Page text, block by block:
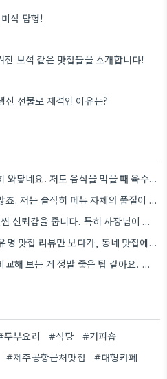
식 탐험!
진 보석 같은 맛집들을 소개합니다!
신 선물로 제격인 이유는?
육수 깊은 맛에 대한 언급이 특히 와닿네요. 저도 음식을 먹을 때 육수의 깊은 맛을 중요하게…
방송에 나온 곳은 정말 사람이 많죠. 저는 솔직히 메뉴 자체의 품질이 더 중요하다고 생각해요.
텍스트의 구체성이 사진보다 훨씬 신뢰감을 줍니다. 특히 사장님이 직접 요리하는 곳을 찾는 게 좋은 전략인…
저도 비슷한 경험이 있었어요. 유명 맛집 리뷰만 보다가, 동네 맛집에서 훨씬 더 맛있는 음식을 먹고…
포천 지역 맛집 정보를 꼼꼼히 비교해 보는 게 정말 좋은 팁 같아요. 특히 커뮤니티 언급…
두부요리 #식당
#커피숍
#제주공항근처맛집
#대형카페